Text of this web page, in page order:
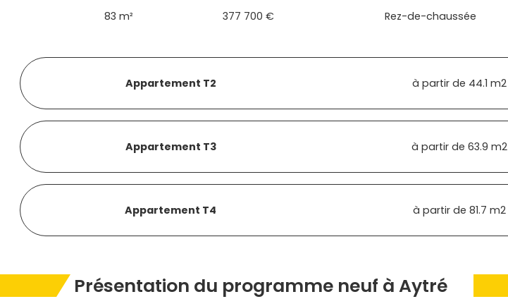
83 m² 377 700 € Rez-de-chaussée
Appartement T2 à partir de 44.1 m2
Appartement T3 à partir de 63.9 m2
Appartement T4 à partir de 81.7 m2
Présentation du programme neuf à Aytré